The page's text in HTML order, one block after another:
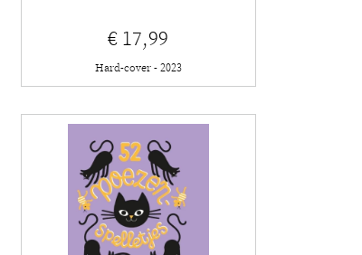
€ 17,99
Hard-cover - 2023